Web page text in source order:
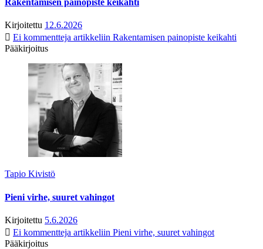
Rakentamisen painopiste keikahti
Kirjoitettu 12.6.2026
Ei kommentteja artikkeliin Rakentamisen painopiste keikahti
Pääkirjoitus
Tapio Kivistö
Pieni virhe, suuret vahingot
Kirjoitettu 5.6.2026
Ei kommentteja artikkeliin Pieni virhe, suuret vahingot
Pääkirjoitus